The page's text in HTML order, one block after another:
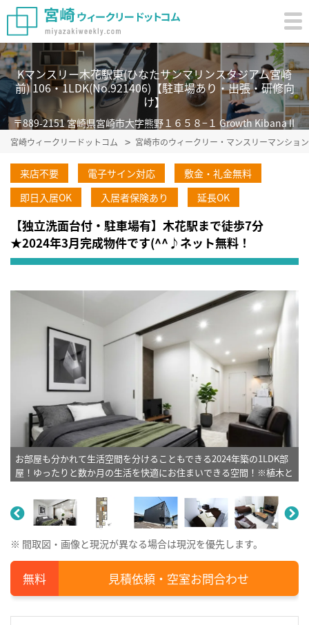
Kマンスリー木花駅東(ひなたサンマリンスタジアム宮崎
前) 106・1LDK(No.921406)【駐車場あり・出張・研修向
け】
〒889-2151 宮崎県宮崎市大字熊野１６５８−１ Growth KibanaⅡ
宮崎ウィークリードットコム 宮崎市のウィークリー・マンスリーマンショ
来店不要 電子サイン対応
敷金・礼金無料
即日入居OK
入居者保険あり 延長OK
【独立洗面台付・駐車場有】木花駅まで徒歩7分
★2024年3月完成物件です(^^♪ネット無料！
お部屋も分かれて生活空間を分けることもできる2024年築の1LDK部
屋！ゆったりと数か月の生活を快適にお住まいできる空間！※植木と
額とクッションなどは写真用です。
※ 間取図・画像と現況が異なる場合は現況を優先します。
見積依頼・空室お問合わせ